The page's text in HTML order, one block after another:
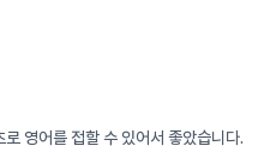
영어를 접할 수 있어서 좋았습니다.